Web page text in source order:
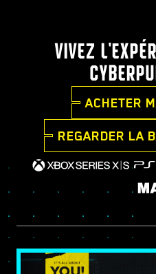
VIVEZ
ACHETER
REGARDER LA